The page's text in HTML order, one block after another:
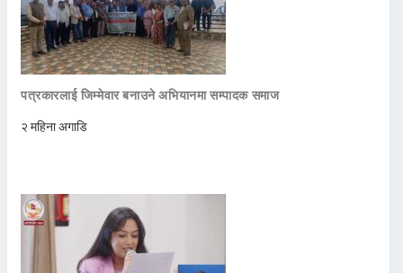
पत्रकारलाई जिम्मेवार बनाउने अभियानमा सम्पादक समाज
२ महिना अगाडि